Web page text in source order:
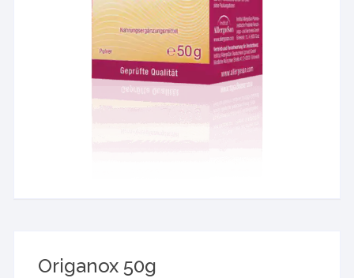
Origanox 50g